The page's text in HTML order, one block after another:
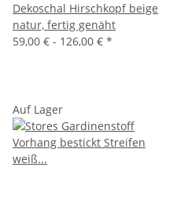
Dekoschal Hirschkopf beige
natur, fertig genäht
59,00 € - 126,00 € *
Auf Lager